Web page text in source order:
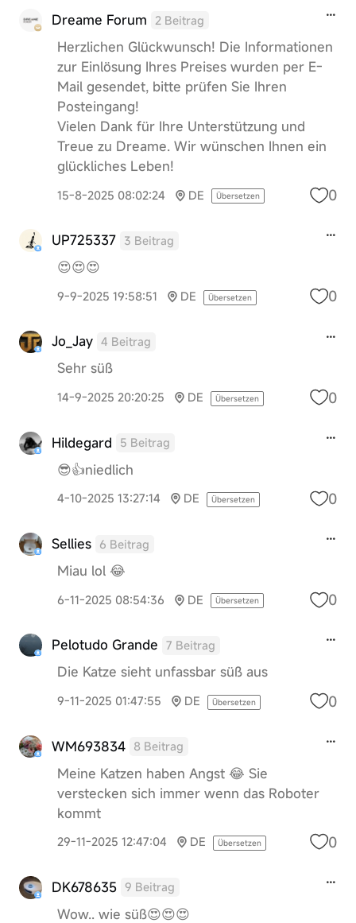
Dreame Forum 2 Beitrag
Herzlichen Glückwunsch! Die Informationen
zur Einlösung Ihres Preises wurden per E-
Mail gesendet, bitte prüfen Sie Ihren
Posteingang!
Vielen Dank für Ihre Unterstützung und
Treue zu Dreame. Wir wünschen Ihnen ein
glückliches Leben!
15-8-2025 08:02:24 DE Übersetzen 0
UP725337 3 Beitrag
😍😍😍
9-9-2025 19:58:51 DE Übersetzen 0
Jo_Jay 4 Beitrag
Sehr süß
14-9-2025 20:20:25 DE Übersetzen 0
Hildegard 5 Beitrag
😎👍niedlich
4-10-2025 13:27:14 DE Übersetzen 0
Sellies 6 Beitrag
Miau lol 😂
6-11-2025 08:54:36 DE Übersetzen 0
Pelotudo Grande 7 Beitrag
Die Katze sieht unfassbar süß aus
9-11-2025 01:47:55 DE Übersetzen 0
WM693834 8 Beitrag
Meine Katzen haben Angst 😂 Sie
verstecken sich immer wenn das Roboter
kommt
29-11-2025 12:47:04 DE Übersetzen 0
DK678635 9 Beitrag
Wow.. wie süß😍😍😍